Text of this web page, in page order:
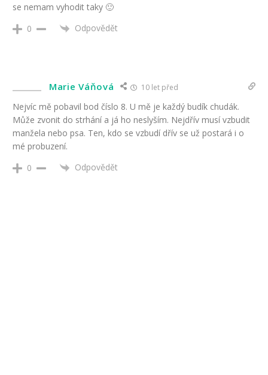
se nemam vyhodit taky 🙂
0
Odpovědět
Marie Váňová 10 let před
Nejvíc mě pobavil bod číslo 8. U mě je každý budík chudák.
Může zvonit do strhání a já ho neslyším. Nejdřív musí vzbudit
manžela nebo psa. Ten, kdo se vzbudí dřív se už postará i o
mé probuzení.
0
Odpovědět